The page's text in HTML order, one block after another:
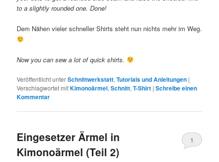
to a slightly rounded one. Done!
Dem Nähen vieler schneller Shirts steht nun nichts mehr im Weg.
Now you can sew a lot of quick shirts.
Veröffentlicht unterSchnittwerkstatt,Tutorials und Anleitungen |
Verschlagwortet mitKimonoärmel,Schnitt,T-Shirt |Schreibe einen
Kommentar
Eingesetzer Ärmel in
Kimonoärmel (Teil 2)
1